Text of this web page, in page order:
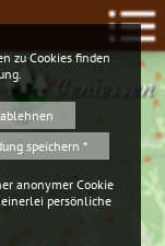
Geniessen
zu Cookies finden
speichern *
anonymer Cookie
persönliche